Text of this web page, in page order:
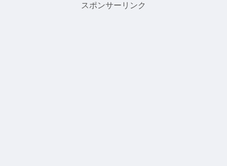
スポンサーリンク